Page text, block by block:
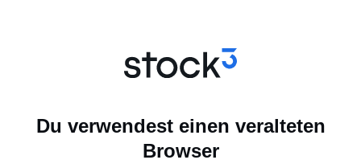
Du verwendest einen veralteten
Browser